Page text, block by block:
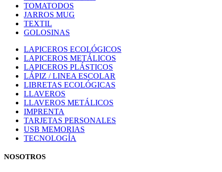
TOMATODOS
JARROS MUG
TEXTIL
GOLOSINAS
LAPICEROS ECOLÓGICOS
LAPICEROS METÁLICOS
LAPICEROS PLÁSTICOS
LÁPIZ / LINEA ESCOLAR
LIBRETAS ECOLÓGICAS
LLAVEROS
LLAVEROS METÁLICOS
IMPRENTA
TARJETAS PERSONALES
USB MEMORIAS
TECNOLOGÍA
NOSOTROS